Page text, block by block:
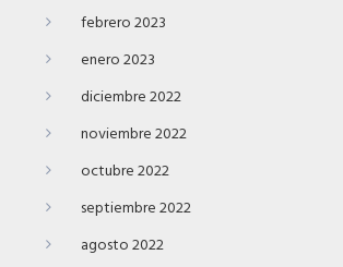
febrero 2023
enero 2023
diciembre 2022
noviembre 2022
octubre 2022
septiembre 2022
agosto 2022